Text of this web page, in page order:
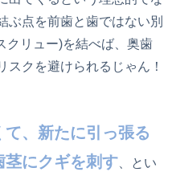
ぶ点を前歯と歯ではない別
クリュー)を結べば、奥歯
スクを避けられるじゃん！
、新たに引っ張る
にクギを刺す 、とい